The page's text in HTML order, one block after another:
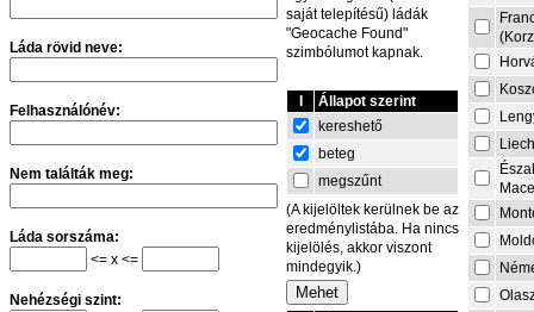
Láda rövid neve:
Felhasználónév:
Nem találták meg:
Láda sorszáma:
<= x <=
Nehézségi szint:
saját telepítésű) ládák
"Geocache Found"
szimbólumot kapnak.
Állapot szerint
kereshető
beteg
megszűnt
(A kijelöltek kerülnek be az
eredménylistába. Ha nincs
kijelölés, akkor viszont
mindegyik.)